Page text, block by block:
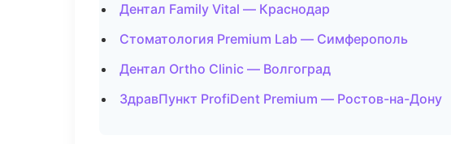
Дентал Family Vital — Краснодар
Стоматология Premium Lab — Симферополь
Дентал Ortho Clinic — Волгоград
ЗдравПункт ProfiDent Premium — Ростов-на-Дону